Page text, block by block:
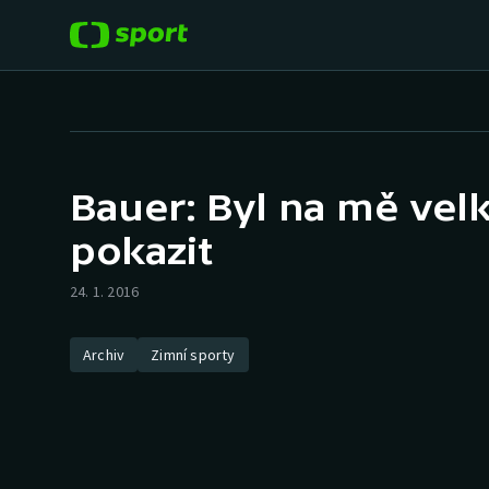
Hokej
Tenis
Cyklistika
Baseball a softbal
Bauer: Byl na mě
pokazit
24. 1. 2016
Archiv Zimní sporty